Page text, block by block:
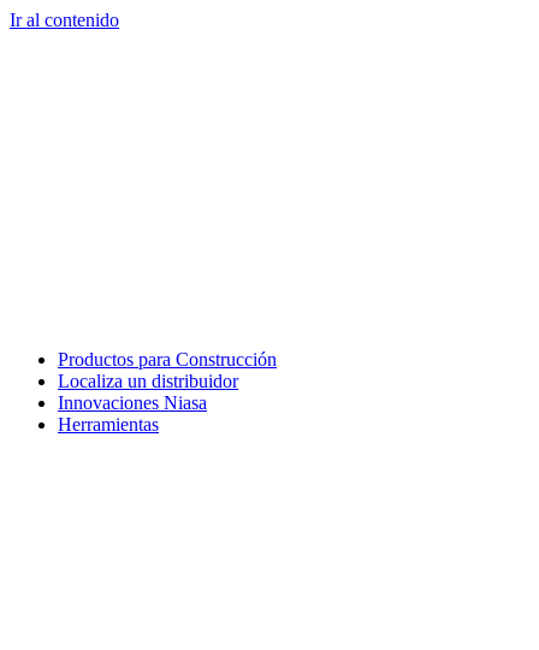
Ir al contenido
Productos para Construcción
Localiza un distribuidor
Innovaciones Niasa
Herramientas